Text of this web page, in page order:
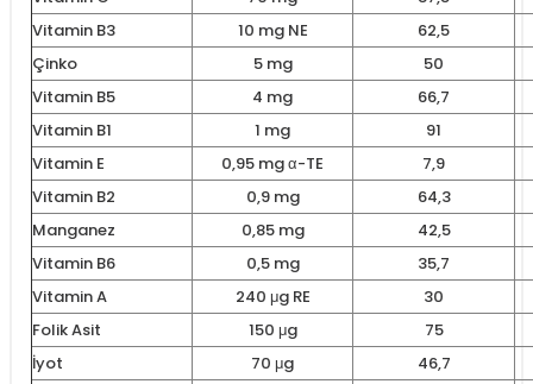
Vitamin B3
10 mg NE
62,5
Çinko
5 mg
50
Vitamin B5
4 mg
66,7
Vitamin B1
1 mg
91
Vitamin E
0,95 mg α-TE
7,9
Vitamin B2
0,9 mg
64,3
Manganez
0,85 mg
42,5
Vitamin B6
0,5 mg
35,7
Vitamin A
240 μg RE
30
Folik Asit
150 μg
75
İyot
70 μg
46,7